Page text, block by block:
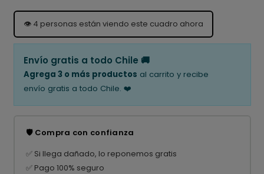
👁️ 4 personas están viendo este cuadro ahora
Envío gratis a todo Chile 🚚
Agrega 3 o más productos al carrito y recibe
envío gratis a todo Chile. ❤️
🛡️ Compra con confianza
✅ Si llega dañado, lo reponemos gratis
✅ Pago 100% seguro